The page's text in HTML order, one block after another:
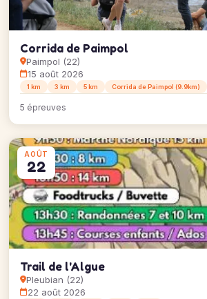
Corrida de Paimpol
Paimpol (22)
15 août 2026
1 km 3 km 5 km Corrida de Paimpol (9.9km)
5 épreuves
AOÛT
22
Trail de l'Algue
Pleubian (22)
22 août 2026